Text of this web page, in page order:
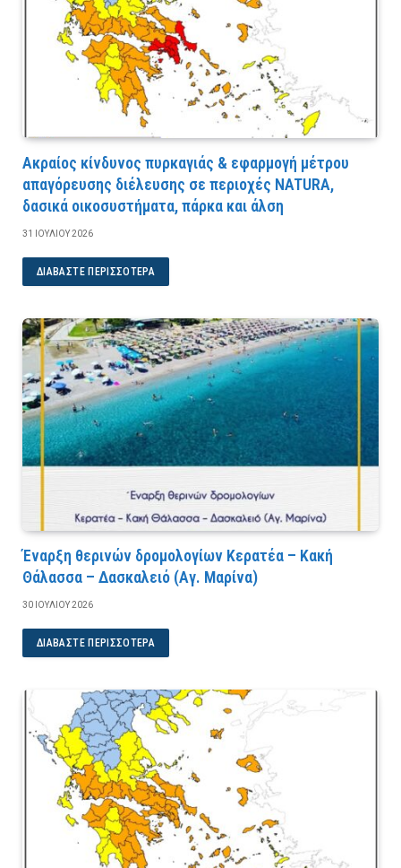
Ακραίος κίνδυνος πυρκαγιάς & εφαρμογή μέτρου
απαγόρευσης διέλευσης σε περιοχές NATURA,
δασικά οικοσυστήματα, πάρκα και άλση
31 ΙΟΥΛΊΟΥ 2026
ΔΙΑΒΆΣΤΕ ΠΕΡΙΣΣΌΤΕΡΑ
Έναρξη θερινών δρομολογίων Κερατέα – Κακή
Θάλασσα – Δασκαλειό (Αγ. Μαρίνα)
30 ΙΟΥΛΊΟΥ 2026
ΔΙΑΒΆΣΤΕ ΠΕΡΙΣΣΌΤΕΡΑ